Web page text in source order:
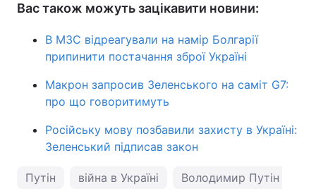
Вас також можуть зацікавити новини:
В МЗС відреагували на намір Болгарії
припинити постачання зброї Україні
Макрон запросив Зеленського на саміт G7:
про що говоритимуть
Російську мову позбавили захисту в Україні:
Зеленський підписав закон
Путін війна в Україні Володимир Путін